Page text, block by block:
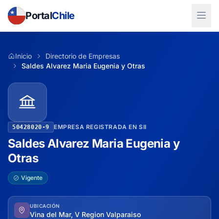
PortalChile
Inicio
Directorio de Empresas
Saldes Alvarez Maria Eugenia y Otras
50428020-9 EMPRESA REGISTRADA EN SII
Saldes Alvarez Maria Eugenia y
Otras
Vigente
UBICACIÓN
Vina del Mar, V Region Valparaiso